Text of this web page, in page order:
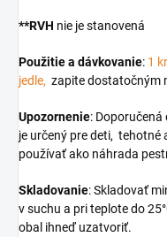
**RVH nie je stanovená
Použitie a dávkovanie: 1
jedle, zapite dostatočným
Upozornenie:
je určený pre deti, tehotné
používať ako náhrada
Skladovanie: Skladovať
v suchu a pri teplote do
obal ihneď uzatvoriť.